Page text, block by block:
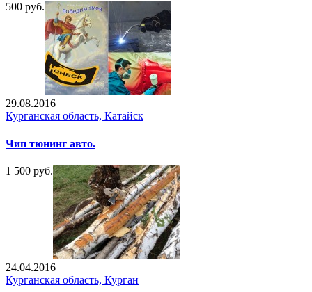
500 руб.
29.08.2016
Курганская область, Катайск
Чип тюнинг авто.
1 500 руб.
24.04.2016
Курганская область, Курган